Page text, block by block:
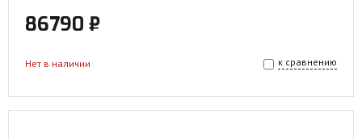
86790 ₽
к сравнению
Нет в наличии